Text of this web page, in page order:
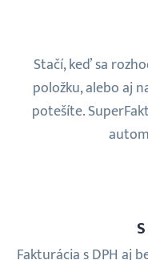
Stačí, keď sa
položku, alebo aj
potešíte.
Fakturácia s DPH aj